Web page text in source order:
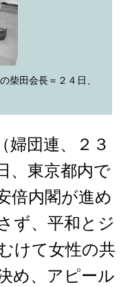
柴田会長＝２４日、
団連、２３
、東京都内で
倍内閣が進め
ず、平和とジ
けて女性の共
め、アピール